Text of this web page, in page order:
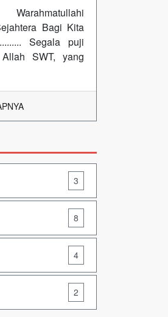
Bagi Kita
Segala puji
SWT, yang
3
8
4
2